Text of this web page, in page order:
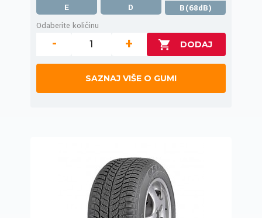
E D
B(68dB)
Odaberite količinu
- +
SAZNAJ VIŠE O GUMI